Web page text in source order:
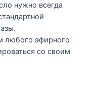
нужно всегда
любого эфирного
со своим